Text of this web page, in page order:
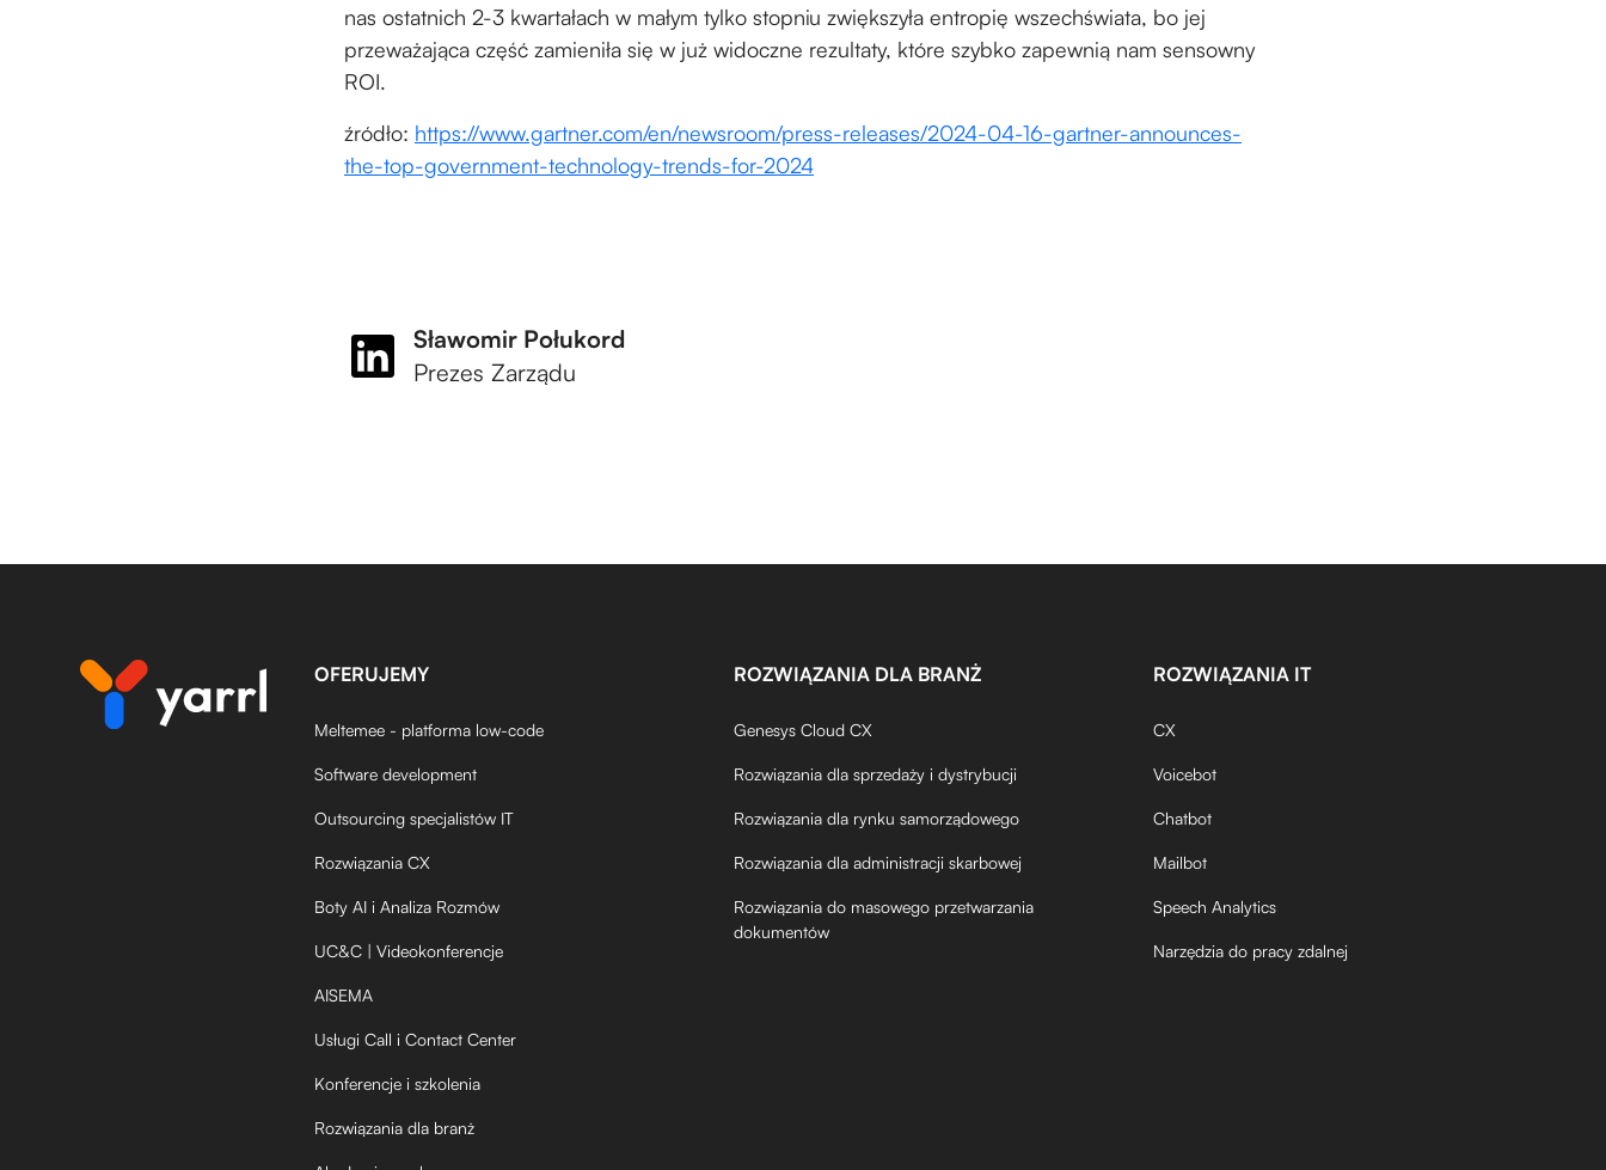
nas ostatnich 2-3 kwartałach w małym tylko stopniu zwiększyła entropię wszechświata, bo jej
przeważająca część zamieniła się w już widoczne rezultaty, które szybko zapewnią nam sensowny
ROI.
źródło: https://www.gartner.com/en/newsroom/press-releases/2024-04-16-gartner-announces-
the-top-government-technology-trends-for-2024
Sławomir Połukord
Prezes Zarządu
OFERUJEMY
Meltemee - platforma low-code
Software development
Outsourcing specjalistów IT
Rozwiązania CX
Boty AI i Analiza Rozmów
UC&C | Videokonferencje
AISEMA
Usługi Call i Contact Center
Konferencje i szkolenia
Rozwiązania dla branż
ROZWIĄZANIA DLA BRANŻ
Genesys Cloud CX
Rozwiązania dla sprzedaży i dystrybucji
Rozwiązania dla rynku samorządowego
Rozwiązania dla administracji skarbowej
Rozwiązania do masowego przetwarzania
dokumentów
ROZWIĄZANIA IT
CX
Voicebot
Chatbot
Mailbot
Speech Analytics
Narzędzia do pracy zdalnej